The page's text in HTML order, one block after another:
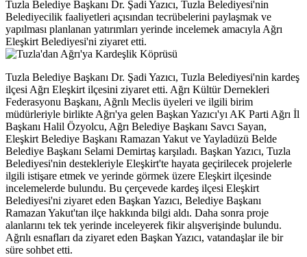
Tuzla Belediye Başkanı Dr. Şadi Yazıcı, Tuzla Belediyesi'nin
Belediyecilik faaliyetleri açısından tecrübelerini paylaşmak ve
yapılması planlanan yatırımları yerinde incelemek amacıyla Ağrı
Eleşkirt Belediyesi'ni ziyaret etti.
Tuzla Belediye Başkanı Dr. Şadi Yazıcı, Tuzla Belediyesi'nin kardeş
ilçesi Ağrı Eleşkirt ilçesini ziyaret etti. Ağrı Kültür Dernekleri
Federasyonu Başkanı, Ağrılı Meclis üyeleri ve ilgili birim
müdürleriyle birlikte Ağrı'ya gelen Başkan Yazıcı'yı AK Parti Ağrı İl
Başkanı Halil Özyolcu, Ağrı Belediye Başkanı Savcı Sayan,
Eleşkirt Belediye Başkanı Ramazan Yakut ve Yayladüzü Belde
Belediye Başkanı Selami Demirtaş karşıladı. Başkan Yazıcı, Tuzla
Belediyesi'nin destekleriyle Eleşkirt'te hayata geçirilecek projelerle
ilgili istişare etmek ve yerinde görmek üzere Eleşkirt ilçesinde
incelemelerde bulundu. Bu çerçevede kardeş ilçesi Eleşkirt
Belediyesi'ni ziyaret eden Başkan Yazıcı, Belediye Başkanı
Ramazan Yakut'tan ilçe hakkında bilgi aldı. Daha sonra proje
alanlarını tek tek yerinde inceleyerek fikir alışverişinde bulundu.
Ağrılı esnafları da ziyaret eden Başkan Yazıcı, vatandaşlar ile bir
süre sohbet etti.